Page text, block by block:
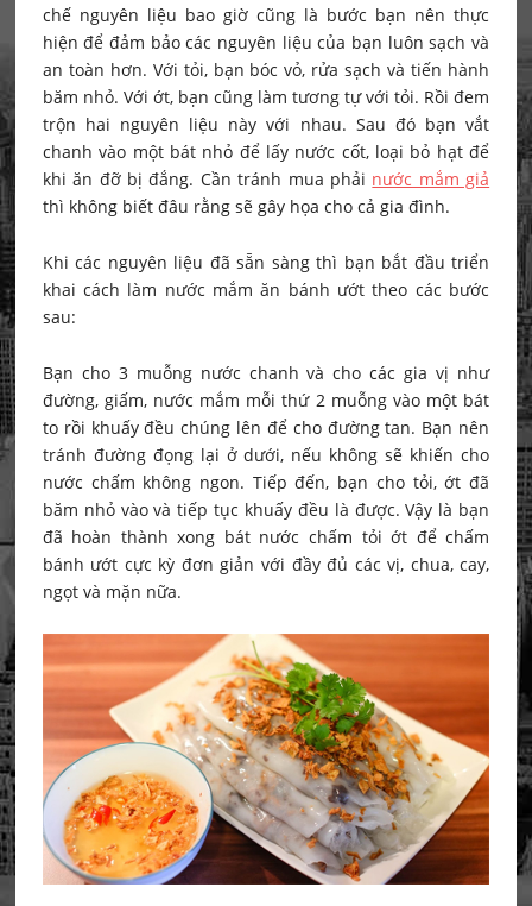
chế nguyên liệu bao giờ cũng là bước bạn nên thực
hiện để đảm bảo các nguyên liệu của bạn luôn sạch và
an toàn hơn. Với tỏi, bạn bóc vỏ, rửa sạch và tiến hành
băm nhỏ. Với ớt, bạn cũng làm tương tự với tỏi. Rồi đem
trộn hai nguyên liệu này với nhau. Sau đó bạn vắt
chanh vào một bát nhỏ để lấy nước cốt, loại bỏ hạt để
khi ăn đỡ bị đắng. Cần tránh mua phải nước mắm giả
thì không biết đâu rằng sẽ gây họa cho cả gia đình.
Khi các nguyên liệu đã sẵn sàng thì bạn bắt đầu triển
khai cách làm nước mắm ăn bánh ướt theo các bước
sau:
Bạn cho 3 muỗng nước chanh và cho các gia vị như
đường, giấm, nước mắm mỗi thứ 2 muỗng vào một bát
to rồi khuấy đều chúng lên để cho đường tan. Bạn nên
tránh đường đọng lại ở dưới, nếu không sẽ khiến cho
nước chấm không ngon. Tiếp đến, bạn cho tỏi, ớt đã
băm nhỏ vào và tiếp tục khuấy đều là được. Vậy là bạn
đã hoàn thành xong bát nước chấm tỏi ớt để chấm
bánh ướt cực kỳ đơn giản với đầy đủ các vị, chua, cay,
ngọt và mặn nữa.